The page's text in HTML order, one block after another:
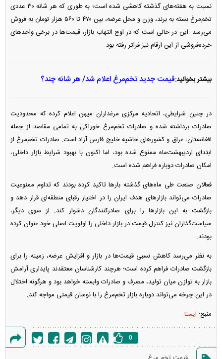
نسبت به هفته‌های گذشته کاهشی شده است؛ به طوری که هر شانه ۳۰ عددی
تخم‌مرغ بسته به برند، وزن و محل عرضه، بین ۴۷۰ تا ۵۶۰ هزار تومان به فروش
می‌رسد. این در حالی است که در اوج التهاب بازار، قیمت‌ها در برخی واحد‌های
خرده‌فروشی از این ارقام نیز فراتر رفته بود.
بیشتر بخوانید:قیمت جدید تخم‌مرغ اعلام شد/ هر شانه چند؟
در چنین شرایطی، اتحادیه مرکزی مرغداران میهن اعلام کرده که محدودیت
صادرات برداشته شده و صادرات تخم‌مرغ خوراکی به تمامی مقاصد از جمله
افغانستان، عراق و کشور‌های حاشیه خلیج فارس آزاد است. صادرات تخم‌مرغ از
ابتدای اردیبهشت‌ماه ممنوع شده بود، اما اکنون با بهبود شرایط بازار داخلی،
امکان صادرات دوباره فراهم شده است.
فعالان صنعت طی ماه‌های گذشته بار‌ها تاکید کرده بودند که تداوم ممنوعیت
صادرات می‌تواند بازار‌های هدف ایران را در اختیار رقبای منطقه‌ای قرار دهد و
بازگشت به این بازار‌ها را برای صادرکنندگان دشوار کند. از سوی دیگر،
سیاست‌گذاران نیز کنترل قیمت در بازار داخلی را اولویت اصلی خود عنوان کرده
بودند.
به نظر می‌رسد کاهش نسبی قیمت‌ها در بازار و افزایش عرضه، زمینه را برای
بازگشت صادرات فراهم کرده است؛ هرچند کارشناسان معتقدند پایداری آرامش
بازار به توازن میان تولید، مصرف و صادرات وابسته خواهد بود و هرگونه اختلال
در این چرخه می‌تواند دوباره بازار تخم‌مرغ را با نوسان قیمتی مواجه کند.
منبع: ایسنا
0